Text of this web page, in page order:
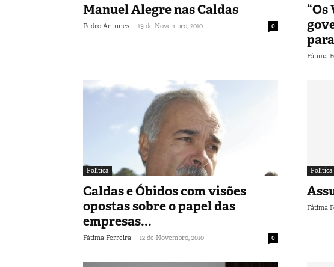
Manuel Alegre nas Caldas
Pedro Antunes - 19 de Novembro, 2010 0
“Os
Fátima
Política
Caldas e Óbidos com visões
opostas sobre o papel das
empresas...
Fátima Ferreira - 12 de Novembro, 2010 0
Política
Fátima